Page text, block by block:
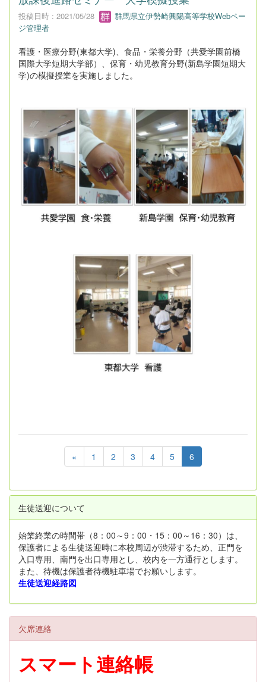
投稿日時 : 2021/05/28
群馬県立伊勢崎興陽高等学校Webペー
ジ管理者
看護・医療分野(東都大学)、食品・栄養分野（共愛学園前橋
国際大学短期大学部）、保育・幼児教育分野(新島学園短期大
学)の模擬授業を実施しました。
« 1 2 3 4 5 6
生徒送迎について
始業終業の時間帯（8：00～9：00・15：00～16：30）は、
保護者による生徒送迎時に本校周辺が渋滞するため、正門を
入口専用、南門を出口専用とし、校内を一方通行とします。
また、待機は保護者待機駐車場でお願いします。
生徒送迎経路図
欠席連絡
スマート連絡帳